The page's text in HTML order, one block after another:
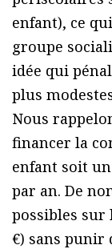
enfant), ce
groupe
idée qui
plus
Nous
financer la
enfant soit
par an. De
possibles
€) sans punir